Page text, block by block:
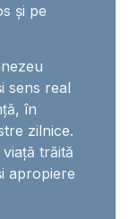
și pe
sens real
în
zilnice.
trăită
apropiere